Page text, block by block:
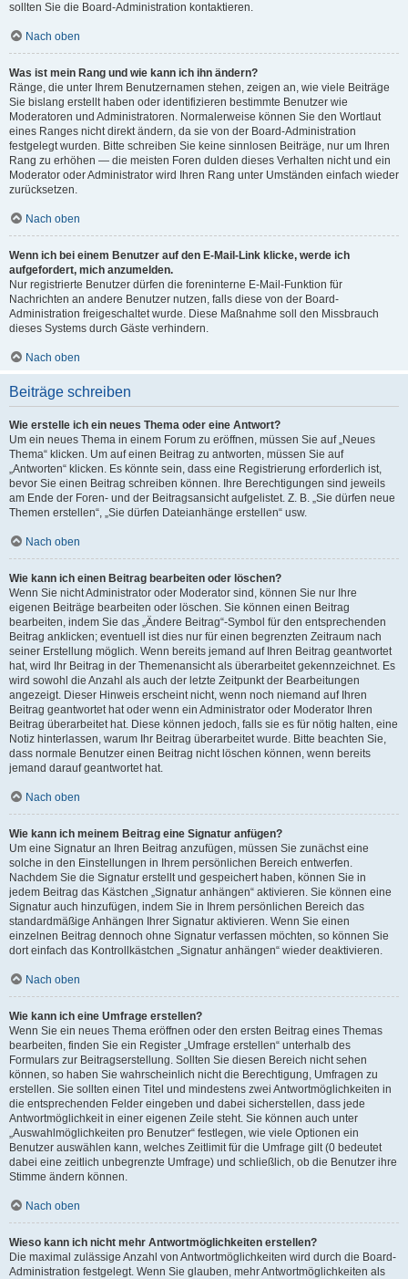
sollten Sie die Board-Administration kontaktieren.
Nach oben
Was ist mein Rang und wie kann ich ihn ändern?
Ränge, die unter Ihrem Benutzernamen stehen, zeigen an, wie viele Beiträge
Sie bislang erstellt haben oder identifizieren bestimmte Benutzer wie
Moderatoren und Administratoren. Normalerweise können Sie den Wortlaut
eines Ranges nicht direkt ändern, da sie von der Board-Administration
festgelegt wurden. Bitte schreiben Sie keine sinnlosen Beiträge, nur um Ihren
Rang zu erhöhen — die meisten Foren dulden dieses Verhalten nicht und ein
Moderator oder Administrator wird Ihren Rang unter Umständen einfach wieder
zurücksetzen.
Nach oben
Wenn ich bei einem Benutzer auf den E-Mail-Link klicke, werde ich
aufgefordert, mich anzumelden.
Nur registrierte Benutzer dürfen die foreninterne E-Mail-Funktion für
Nachrichten an andere Benutzer nutzen, falls diese von der Board-
Administration freigeschaltet wurde. Diese Maßnahme soll den Missbrauch
dieses Systems durch Gäste verhindern.
Nach oben
Beiträge schreiben
Wie erstelle ich ein neues Thema oder eine Antwort?
Um ein neues Thema in einem Forum zu eröffnen, müssen Sie auf „Neues
Thema“ klicken. Um auf einen Beitrag zu antworten, müssen Sie auf
„Antworten“ klicken. Es könnte sein, dass eine Registrierung erforderlich ist,
bevor Sie einen Beitrag schreiben können. Ihre Berechtigungen sind jeweils
am Ende der Foren- und der Beitragsansicht aufgelistet. Z. B. „Sie dürfen neue
Themen erstellen“, „Sie dürfen Dateianhänge erstellen“ usw.
Nach oben
Wie kann ich einen Beitrag bearbeiten oder löschen?
Wenn Sie nicht Administrator oder Moderator sind, können Sie nur Ihre
eigenen Beiträge bearbeiten oder löschen. Sie können einen Beitrag
bearbeiten, indem Sie das „Ändere Beitrag“-Symbol für den entsprechenden
Beitrag anklicken; eventuell ist dies nur für einen begrenzten Zeitraum nach
seiner Erstellung möglich. Wenn bereits jemand auf Ihren Beitrag geantwortet
hat, wird Ihr Beitrag in der Themenansicht als überarbeitet gekennzeichnet. Es
wird sowohl die Anzahl als auch der letzte Zeitpunkt der Bearbeitungen
angezeigt. Dieser Hinweis erscheint nicht, wenn noch niemand auf Ihren
Beitrag geantwortet hat oder wenn ein Administrator oder Moderator Ihren
Beitrag überarbeitet hat. Diese können jedoch, falls sie es für nötig halten, eine
Notiz hinterlassen, warum Ihr Beitrag überarbeitet wurde. Bitte beachten Sie,
dass normale Benutzer einen Beitrag nicht löschen können, wenn bereits
jemand darauf geantwortet hat.
Nach oben
Wie kann ich meinem Beitrag eine Signatur anfügen?
Um eine Signatur an Ihren Beitrag anzufügen, müssen Sie zunächst eine
solche in den Einstellungen in Ihrem persönlichen Bereich entwerfen.
Nachdem Sie die Signatur erstellt und gespeichert haben, können Sie in
jedem Beitrag das Kästchen „Signatur anhängen“ aktivieren. Sie können eine
Signatur auch hinzufügen, indem Sie in Ihrem persönlichen Bereich das
standardmäßige Anhängen Ihrer Signatur aktivieren. Wenn Sie einen
einzelnen Beitrag dennoch ohne Signatur verfassen möchten, so können Sie
dort einfach das Kontrollkästchen „Signatur anhängen“ wieder deaktivieren.
Nach oben
Wie kann ich eine Umfrage erstellen?
Wenn Sie ein neues Thema eröffnen oder den ersten Beitrag eines Themas
bearbeiten, finden Sie ein Register „Umfrage erstellen“ unterhalb des
Formulars zur Beitragserstellung. Sollten Sie diesen Bereich nicht sehen
können, so haben Sie wahrscheinlich nicht die Berechtigung, Umfragen zu
erstellen. Sie sollten einen Titel und mindestens zwei Antwortmöglichkeiten in
die entsprechenden Felder eingeben und dabei sicherstellen, dass jede
Antwortmöglichkeit in einer eigenen Zeile steht. Sie können auch unter
„Auswahlmöglichkeiten pro Benutzer“ festlegen, wie viele Optionen ein
Benutzer auswählen kann, welches Zeitlimit für die Umfrage gilt (0 bedeutet
dabei eine zeitlich unbegrenzte Umfrage) und schließlich, ob die Benutzer ihre
Stimme ändern können.
Nach oben
Wieso kann ich nicht mehr Antwortmöglichkeiten erstellen?
Die maximal zulässige Anzahl von Antwortmöglichkeiten wird durch die Board-
Administration festgelegt. Wenn Sie glauben, mehr Antwortmöglichkeiten als